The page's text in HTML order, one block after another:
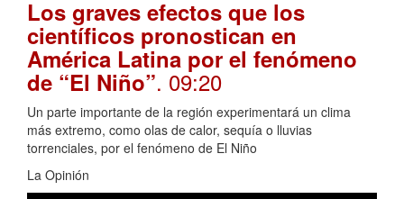
Los graves efectos que los
científicos pronostican en
América Latina por el fenómeno
de “El Niño”. 09:20
Un parte importante de la región experimentará un clima
más extremo, como olas de calor, sequía o lluvias
torrenciales, por el fenómeno de El Niño
La Opinión